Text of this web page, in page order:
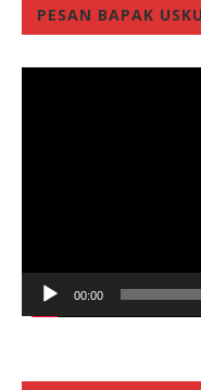
PESAN BAPAK
00:00